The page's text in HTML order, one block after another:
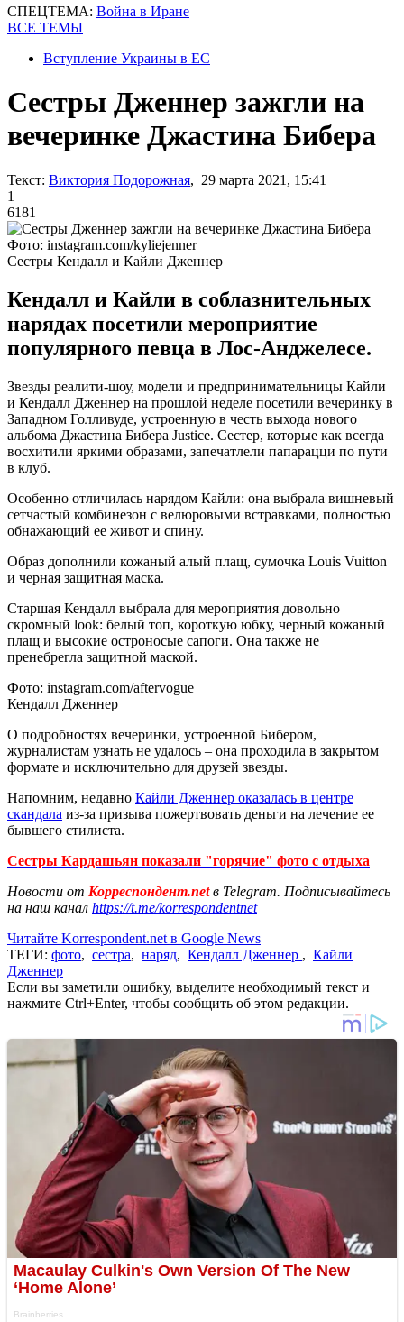
СПЕЦТЕМА: Война в Иране
ВСЕ ТЕМЫ
Вступление Украины в ЕС
Сестры Дженнер зажгли на
вечеринке Джастина Бибера
Текст: Виктория Подорожная, 29 марта 2021, 15:41
1
6181
Фото: instagram.com/kyliejenner
Сестры Кендалл и Кайли Дженнер
Кендалл и Кайли в соблазнительных
нарядах посетили мероприятие
популярного певца в Лос-Анджелесе.
Звезды реалити-шоу, модели и предпринимательницы Кайли
и Кендалл Дженнер на прошлой неделе посетили вечеринку в
Западном Голливуде, устроенную в честь выхода нового
альбома Джастина Бибера Justice. Сестер, которые как всегда
восхитили яркими образами, запечатлели папарацци по пути
в клуб.
Особенно отличилась нарядом Кайли: она выбрала вишневый
сетчастый комбинезон с велюровыми встравками, полностью
обнажающий ее живот и спину.
Образ дополнили кожаный алый плащ, сумочка Louis Vuitton
и черная защитная маска.
Старшая Кендалл выбрала для мероприятия довольно
скромный look: белый топ, короткую юбку, черный кожаный
плащ и высокие остроносые сапоги. Она также не
пренебрегла защитной маской.
Фото: instagram.com/aftervogue
Кендалл Дженнер
О подробностях вечеринки, устроенной Бибером,
журналистам узнать не удалось – она проходила в закрытом
формате и исключительно для друзей звезды.
Напомним, недавно Кайли Дженнер оказалась в центре
скандала из-за призыва пожертвовать деньги на лечение ее
бывшего стилиста.
Сестры Кардашьян показали "горячие" фото с отдыха
Новости от Корреспондент.netв Telegram. Подписывайтесь
на наш канал https://t.me/korrespondentnet
Читайте Korrespondent.net в Google News
ТЕГИ: фото, сестра, наряд, Кендалл Дженнер , Кайли
Дженнер
Если вы заметили ошибку, выделите необходимый текст и
нажмите Ctrl+Enter, чтобы сообщить об этом редакции.